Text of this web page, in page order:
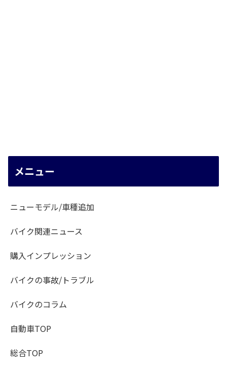
メニュー
ニューモデル/車種追加
バイク関連ニュース
購入インプレッション
バイクの事故/トラブル
バイクのコラム
自動車TOP
総合TOP